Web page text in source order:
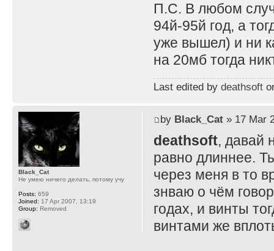
П.С. В любом
94й-95й год, а
уже вышел) и ни
на 20мб тогда
Last edited by deathsoft
by Black_Cat» 17 Mar
deathsoft, давай
равно длиннее.
через меня в то
знваю о чём
годах, и винты
винтами же
Black_Cat
Не умею ничего делать, потому учу
Posts: 659
Joined: 17 Apr 2007, 13:19
Group: Removed